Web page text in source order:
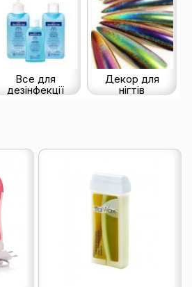
Все для
дезінфекції
Декор для
нігтів